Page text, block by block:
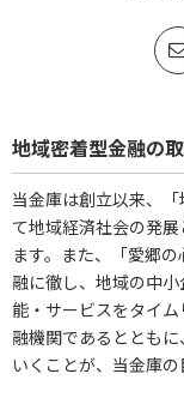
地域密着型金融の
当金庫は創立以来、
て地域経済社会の発
ます。また、「愛郷
融に徹し、地域の中
能・サービスをタイ
融機関であるととも
いくことが、当金庫の